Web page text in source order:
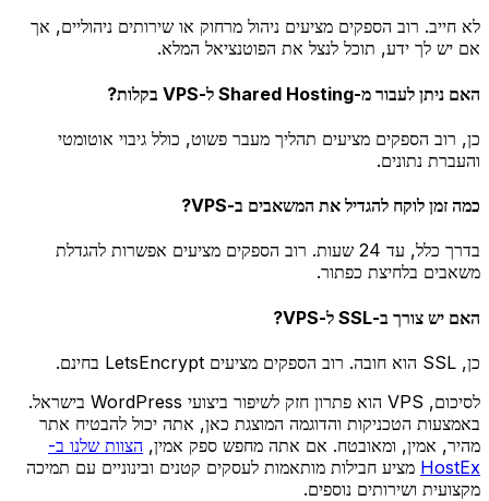
לא חייב. רוב הספקים מציעים ניהול מרחוק או שירותים ניהוליים, אך
אם יש לך ידע, תוכל לנצל את הפוטנציאל המלא.
האם ניתן לעבור מ-Shared Hosting ל-VPS בקלות?
כן, רוב הספקים מציעים תהליך מעבר פשוט, כולל גיבוי אוטומטי
והעברת נתונים.
כמה זמן לוקח להגדיל את המשאבים ב-VPS?
בדרך כלל, עד 24 שעות. רוב הספקים מציעים אפשרות להגדלת
משאבים בלחיצת כפתור.
האם יש צורך ב-SSL ל-VPS?
כן, SSL הוא חובה. רוב הספקים מציעים LetsEncrypt בחינם.
לסיכום, VPS הוא פתרון חזק לשיפור ביצועי WordPress בישראל.
באמצעות הטכניקות והדוגמה המוצגת כאן, אתה יכול להבטיח אתר
מהיר, אמין, ומאובטח. אם אתה מחפש ספק אמין, הצוות שלנו ב-
HostEx מציע חבילות מותאמות לעסקים קטנים ובינוניים עם תמיכה
מקצועית ושירותים נוספים.